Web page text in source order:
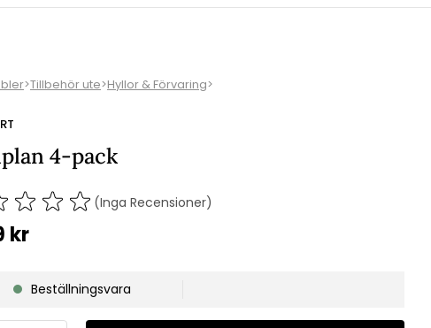
>Tillbehör ute>Hyllor & Förvaring>
4-pack
(Inga Recensioner)
kr
Beställningsvara